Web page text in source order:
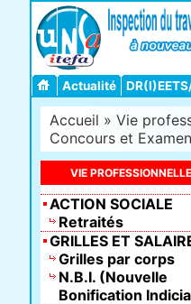
Actualité
Accueil » Vie
Concours et
VIE PROFESSIONNELLE
ACTION SOCIALE
Retraités
GRILLES ET
Grilles par corps
N.B.I. (Nouvelle
Bonification